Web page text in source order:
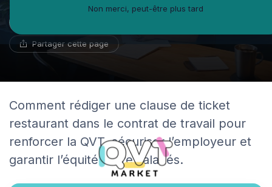
Partager cette page
Comment rédiger une clause de ticket
restaurant dans le contrat de travail pour
renforcer la QVT, sécuriser l’employeur et
garantir l’équité entre salariés.
Non merci, peut-être plus tard